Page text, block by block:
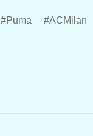
Puma ACMilan